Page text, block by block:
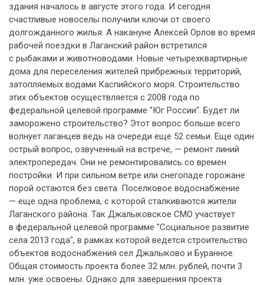
здания началось в августе этого года. И сегодня
счастливые новоселы получили ключи от своего
долгожданного жилья. А накануне Алексей Орлов во время
рабочей поездки в Лаганский район встретился
с рыбаками и животноводами. Новые четырехквартирные
дома для переселения жителей прибрежных территорий,
затопляемых водами Каспийского моря. Строительство
этих объектов осуществляется с 2008 года по
федеральной целевой программе "Юг России". Будет ли
заморожено строительство? Этот вопрос больше всего
волнует лаганцев ведь на очереди еще 52 семьи. Еще один
острый вопрос, озвученный на встрече, — ремонт линий
электропередач. Они не ремонтировались со времен
постройки. И при сильном ветре или снегопаде горожане
порой остаются без света. Поселковое водоснабжение
— еще одна проблема, с которой сталкиваются жители
Лаганского района. Так Джалыковское СМО участвует
в федеральной целевой программе "Социальное развитие
села 2013 года", в рамках которой ведется строительство
объектов водоснабжения сел Джалыково и Буранное.
Общая стоимость проекта более 32 млн. рублей, почти 3
млн. уже освоены. Однако для завершения проекта